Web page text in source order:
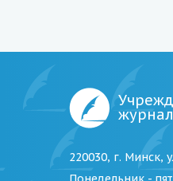
220030, г. Минск,